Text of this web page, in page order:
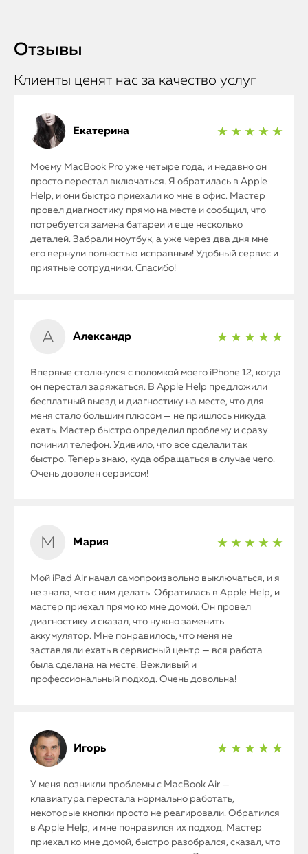
iPhone
MacBook
Watch
iPad
iMac
О нас
Контакты
Статьи
Отзывы
Клиенты ценят нас за качество услуг
Екатерина ★ ★ ★ ★ ★
Моему MacBook Pro уже четыре года, и недавно он
просто перестал включаться. Я обратилась в Apple
Help, и они быстро приехали ко мне в офис. Мастер
провел диагностику прямо на месте и сообщил, что
потребуется замена батареи и еще несколько
деталей. Забрали ноутбук, а уже через два дня мне
его вернули полностью исправным! Удобный сервис и
приятные сотрудники. Спасибо!
Александр ★ ★ ★ ★ ★
Впервые столкнулся с поломкой моего iPhone 12, когда
он перестал заряжаться. В Apple Help предложили
бесплатный выезд и диагностику на месте, что для
меня стало большим плюсом — не пришлось никуда
ехать. Мастер быстро определил проблему и сразу
починил телефон. Удивило, что все сделали так
быстро. Теперь знаю, куда обращаться в случае чего.
Очень доволен сервисом!
Мария ★ ★ ★ ★ ★
Мой iPad Air начал самопроизвольно выключаться, и я
не знала, что с ним делать. Обратилась в Apple Help, и
мастер приехал прямо ко мне домой. Он провел
диагностику и сказал, что нужно заменить
аккумулятор. Мне понравилось, что меня не
заставляли ехать в сервисный центр — вся работа
была сделана на месте. Вежливый и
профессиональный подход. Очень довольна!
Игорь ★ ★ ★ ★ ★
У меня возникли проблемы с MacBook Air —
клавиатура перестала нормально работать,
некоторые кнопки просто не реагировали. Обратился
в Apple Help, и мне понравился их подход. Мастер
приехал ко мне домой, быстро разобрался, сказал, что